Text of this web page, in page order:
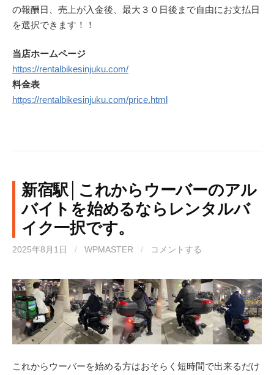
の報酬日、売上が入金後、最大３０日後まで自由にお支払日
を選択できます！！
当店ホームページ
https://rentalbikesinjuku.com/
料金表
https://rentalbikesinjuku.com/price.html
新宿駅│これからウーバーのアル
バイトを始めるならレンタルバ
イク一択です。
2025年8月1日 / WPMASTER / コメントする
これからウーバーを始める方はおそらく短時間で出来るだけ